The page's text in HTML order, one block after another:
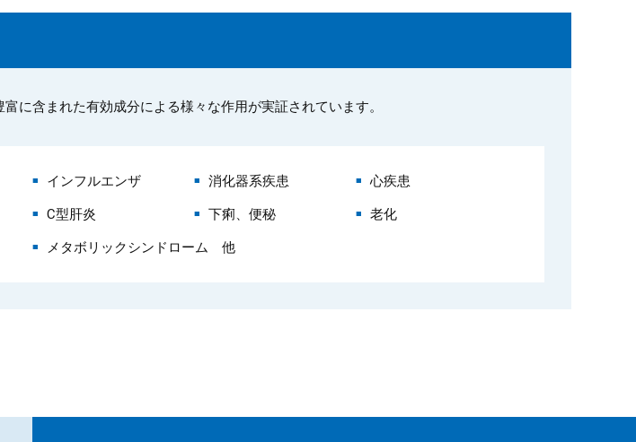
に含まれた有効成分による様々な作用が実証されています。
インフルエンザ 消化器系疾患 心疾患
C型肝炎 下痢、便秘 老化
メタボリックシンドローム 他